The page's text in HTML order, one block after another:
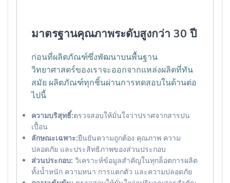
มาตรฐานคุณภาพระดับสูงกว่า 30 ปี
ก่อนที่ผลิตภัณฑ์ซึ่งพัฒนาบนพื้นฐาน
วิทยาศาสตร์ของเราจะออกจากแหล่งผลิตที่ทัน
สมัย ผลิตภัณฑ์ทุกชิ้นผ่านการทดสอบในด้านต่อ
ไปนี้
ความบริสุทธิ์:ตรวจสอบให้มั่นใจว่าปราศจากสารปน
เปื้อน
ลักษณะเฉพาะ:ยืนยันความถูกต้อง คุณภาพ ความ
ปลอดภัย และประสิทธิภาพของส่วนประกอบ
ส่วนประกอบ: วิเคราะห์ข้อมูลสำคัญในทุกล็อตการผลิต
ทั้งน้ำหนัก ความหนา การแตกตัว และความปลอดภัย